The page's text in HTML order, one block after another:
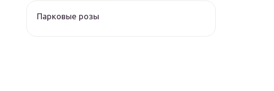
Парковые розы